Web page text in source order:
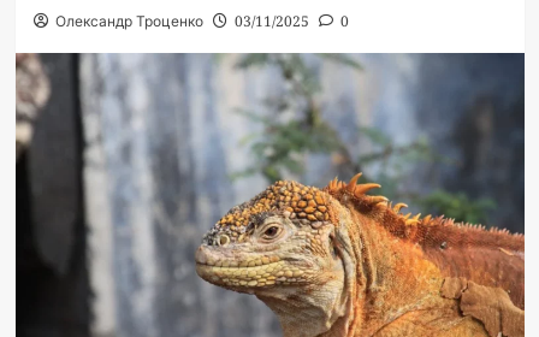
Олександр Троценко 03/11/2025 0